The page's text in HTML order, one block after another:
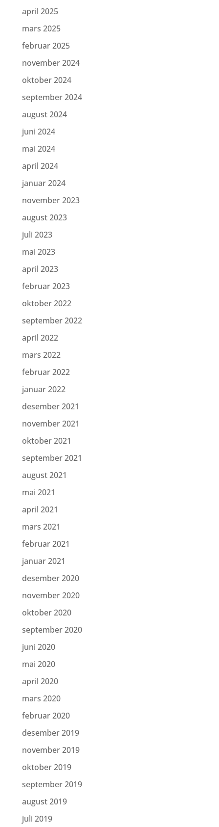
april 2025
mars 2025
februar 2025
november 2024
oktober 2024
september 2024
august 2024
juni 2024
mai 2024
april 2024
januar 2024
november 2023
august 2023
juli 2023
mai 2023
april 2023
februar 2023
oktober 2022
september 2022
april 2022
mars 2022
februar 2022
januar 2022
desember 2021
november 2021
oktober 2021
september 2021
august 2021
mai 2021
april 2021
mars 2021
februar 2021
januar 2021
desember 2020
november 2020
oktober 2020
september 2020
juni 2020
mai 2020
april 2020
mars 2020
februar 2020
desember 2019
november 2019
oktober 2019
september 2019
august 2019
juli 2019